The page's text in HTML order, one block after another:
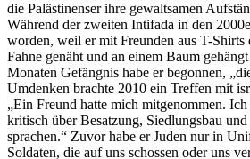
die Palästinenser ihre gewaltsamen
Während der zweiten Intifada in den
worden, weil er mit Freunden aus T-Shirts
Fahne genäht und an einem Baum
Monaten Gefängnis habe er begonnen,
Umdenken brachte 2010 ein Treffen mit
„Ein Freund hatte mich mitgenommen. Ich
kritisch über Besatzung, Siedlungsbau
sprachen.“ Zuvor habe er Juden nur in
Soldaten, die auf uns schossen oder uns